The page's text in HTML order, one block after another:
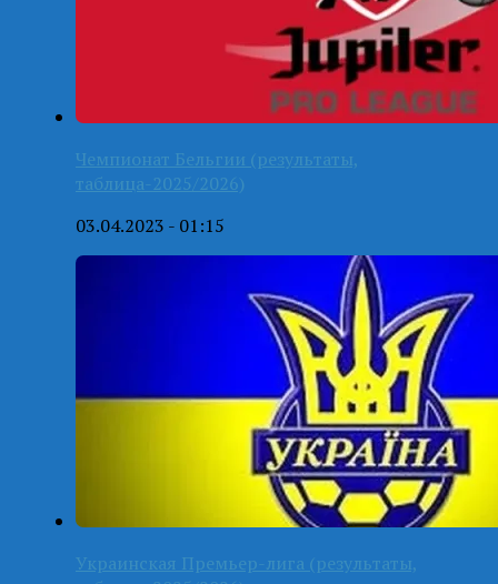
Чемпионат Бельгии (результаты,
таблица-2025/2026)
03.04.2023 - 01:15
Украинская Премьер-лига (результаты,